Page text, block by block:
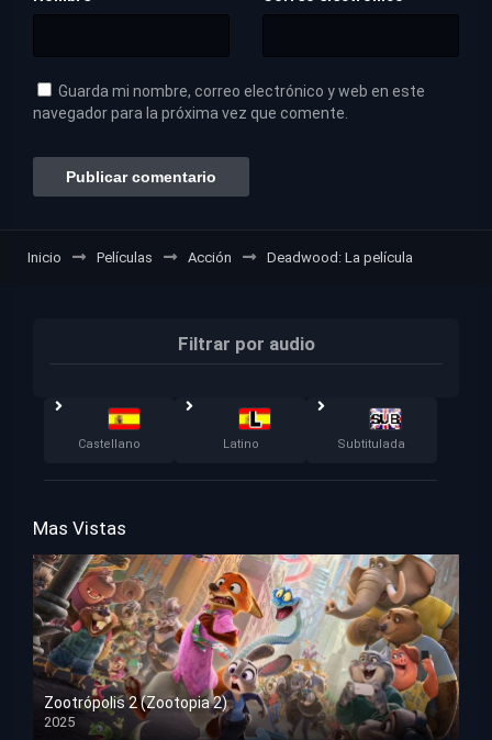
Guarda mi nombre, correo electrónico y web en este
navegador para la próxima vez que comente.
Inicio Películas Acción Deadwood: La película
Filtrar por audio
Castellano Latino Subtitulada
Mas Vistas
Zootrópolis 2 (Zootopia 2)
2025
HD 1080p